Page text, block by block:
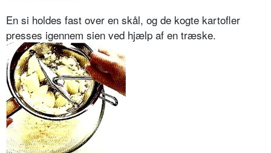
En si holdes fast over en skål, og de kogte kartofler
presses igennem sien ved hjælp af en træske.